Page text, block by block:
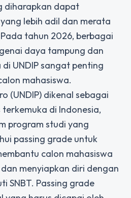
diharapkan dapat
lebih adil dan merata
tahun 2026, berbagai
daya tampung dan
UNDIP sangat penting
mahasiswa.
(UNDIP) dikenal sebagai
di Indonesia,
program studi yang
passing grade untuk
calon mahasiswa
menyiapkan diri dengan
SNBT. Passing grade